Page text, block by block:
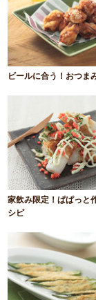
ビールに合う！おつま
家飲み限定！ぱぱっと
シピ